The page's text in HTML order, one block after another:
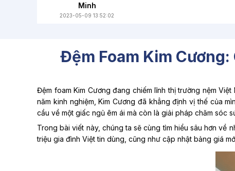
Minh
2023-05-09 13:52:02
Đệm Foam Kim
Đệm foam Kim Cương đang chiếm lĩnh thị trường nệm
năm kinh nghiệm, Kim Cương đã khẳng định vị thế của
cầu về một giấc ngủ êm ái mà còn là giải pháp chăm sóc
Trong bài viết này, chúng ta sẽ cùng tìm hiểu sâu hơn về
triệu gia đình Việt tin dùng, cũng như cập nhật bảng giá